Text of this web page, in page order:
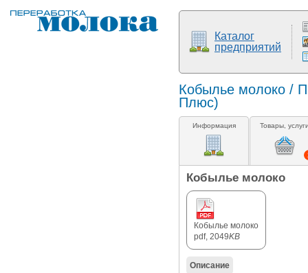
Каталог
предприятий
Кобылье молоко /
Плюс)
Информация Товары,
Кобылье молоко
Кобылье молоко
pdf, 2049KB
Описание